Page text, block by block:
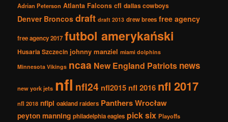
Adrian Peterson Atlanta Falcons cfl dallas cowboys
Denver Broncos draft draft 2013 drew brees free agency
free agency 2017 futbol amerykański
Husaria Szczecin johnny manziel miami dolphins
Minnesota Vikings ncaa New England Patriots news
new york jets nfl nfl24 nfl2015 nfl 2016 nfl 2017
nfl 2018 nflpl oakland raiders Panthers Wrocław
peyton manning philadelphia eagles pick six Playoffs